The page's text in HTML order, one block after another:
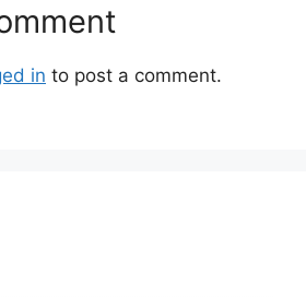
in to post a comment.